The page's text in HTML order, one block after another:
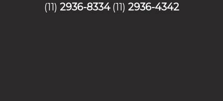
(11) 2936-8334 (11) 2936-4342